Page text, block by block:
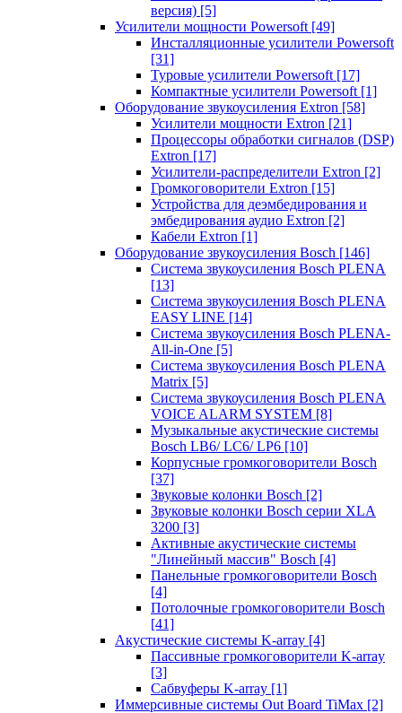
версия) [5]
Усилители мощности Powersoft [49]
Инсталляционные усилители Powersoft
[31]
Туровые усилители Powersoft [17]
Компактные усилители Powersoft [1]
Оборудование звукоусиления Extron [58]
Усилители мощности Extron [21]
Процессоры обработки сигналов (DSP)
Extron [17]
Усилители-распределители Extron [2]
Громкоговорители Extron [15]
Устройства для деэмбедирования и
эмбедирования аудио Extron [2]
Кабели Extron [1]
Оборудование звукоусиления Bosch [146]
Система звукоусиления Bosch PLENA
[13]
Система звукоусиления Bosch PLENA
EASY LINE [14]
Система звукоусиления Bosch PLENA-
All-in-One [5]
Система звукоусиления Bosch PLENA
Matrix [5]
Система звукоусиления Bosch PLENA
VOICE ALARM SYSTEM [8]
Музыкальные акустические системы
Bosch LB6/ LC6/ LP6 [10]
Корпусные громкоговорители Bosch
[37]
Звуковые колонки Bosch [2]
Звуковые колонки Bosch серии XLA
3200 [3]
Активные акустические системы
"Линейный массив" Bosch [4]
Панельные громкоговорители Bosch
[4]
Потолочные громкоговорители Bosch
[41]
Акустические системы K-array [4]
Пассивные громкоговорители K-array
[3]
Сабвуферы K-array [1]
Иммерсивные системы Out Board TiMax [2]